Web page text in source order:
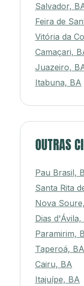
Salvador,
Feira de
Vitória da
Camaçari,
Juazeiro,
Itabuna, BA
OUTRAS
Pau Brasil,
Santa Rita
Nova
Dias d'Ávila,
Paramirim,
Taperoá, BA
Cairu, BA
Itajuípe, BA